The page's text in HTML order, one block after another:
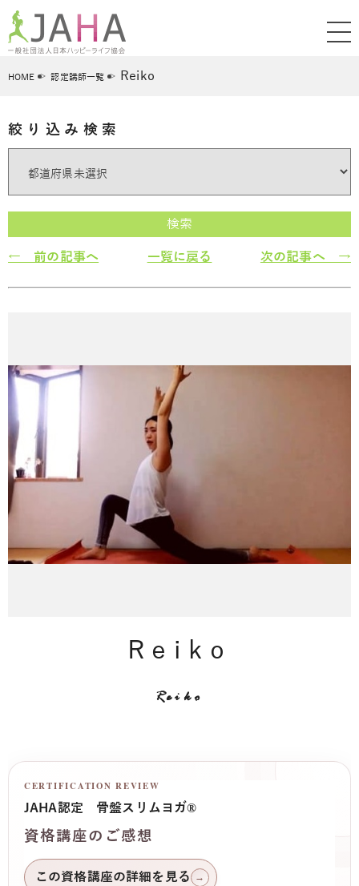
HOME 認定講師一覧 Reiko
絞り込み検索
検索
← 前の記事へ 一覧に戻る 次の記事へ →
Reiko
Reiko
CERTIFICATION REVIEW
JAHA認定 骨盤スリムヨガ®
資格講座のご感想
この資格講座の詳細を見る →